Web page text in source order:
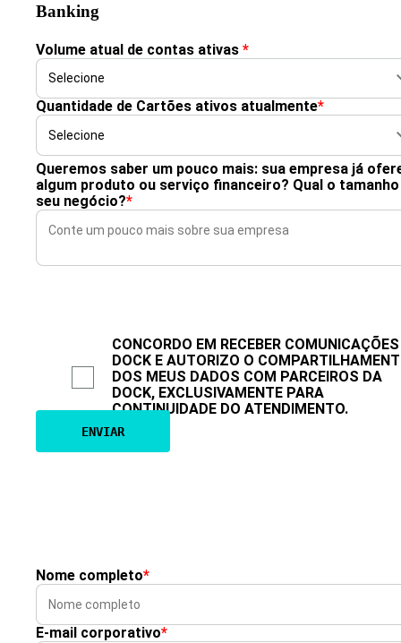
Banking
Volume atual de contas ativas *
Quantidade de Cartões ativos atualmente*
Queremos saber um pouco mais: sua empresa já
algum produto ou serviço financeiro? Qual o
seu negócio?*
CONCORDO EM RECEBER
DOCK E AUTORIZO O
DOS MEUS DADOS COM PARCEIROS DA
DOCK, EXCLUSIVAMENTE PARA
CONTINUIDADE DO ATENDIMENTO.
Nome completo*
E-mail corporativo*